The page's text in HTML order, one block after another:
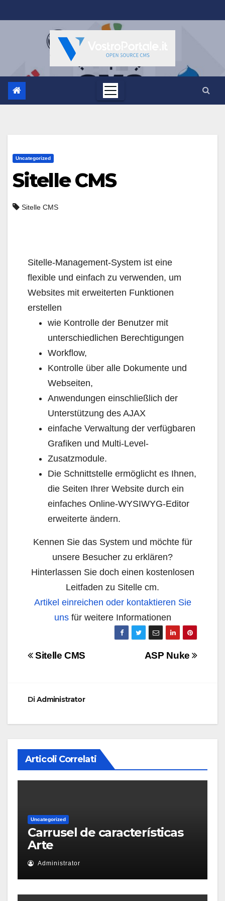
al
Uncategorized
Sitelle CMS
Sitelle CMS
Sitelle-Management-System ist eine
flexible und einfach zu verwenden, um
Websites mit erweiterten Funktionen
erstellen
wie Kontrolle der Benutzer mit
unterschiedlichen Berechtigungen
Workflow,
Kontrolle über alle Dokumente und
Webseiten,
Anwendungen einschließlich der
Unterstützung des AJAX
einfache Verwaltung der verfügbaren
Grafiken und Multi-Level-
Zusatzmodule.
Die Schnittstelle ermöglicht es Ihnen,
die Seiten Ihrer Website durch ein
einfaches Online-WYSIWYG-Editor
erweiterte ändern.
Kennen Sie das System und möchte für
unsere Besucher zu erklären?
Hinterlassen Sie doch einen kostenlosen
Leitfaden zu Sitelle cm.
Artikel einreichen oder kontaktieren Sie
unsfür weitere Informationen
Navigazione
ASP Nuke
Sitelle CMS
DiAdministrator
Articoli Correlati
Uncategorized
Carrusel de características
Arte
Administrator